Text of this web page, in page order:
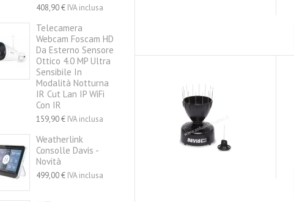
408,90 € IVA inclusa
Telecamera
Webcam Foscam HD
Da Esterno Sensore
Ottico 4.0 MP Ultra
Sensibile In
Modalità Notturna
IR Cut Lan IP WiFi
Con IR
159,90 € IVA inclusa
Weatherlink
Consolle Davis -
Novità
499,00 € IVA inclusa